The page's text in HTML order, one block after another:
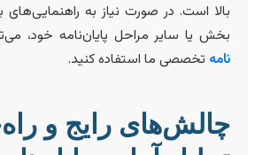
است. در صورت نیاز به راهنمایی‌های
یا سایر مراحل پایان‌نامه خود،
تخصصی ما استفاده کنید.
رایج و